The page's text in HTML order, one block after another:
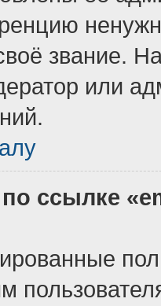
звание.
или
ссылке